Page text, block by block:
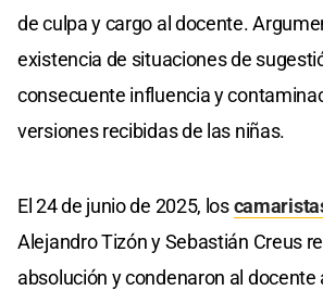
de culpa y cargo al docente.
existencia de situaciones de
consecuente influencia y
versiones recibidas de las niñas.
El 24 de junio de 2025, los
Alejandro Tizón y Sebastián Creus
absolución y condenaron al docente